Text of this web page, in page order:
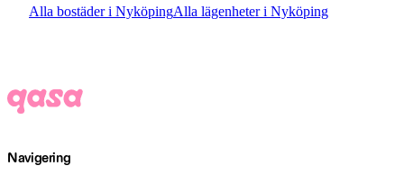
Alla bostäder i NyköpingAlla lägenheter i Nyköping
Navigering